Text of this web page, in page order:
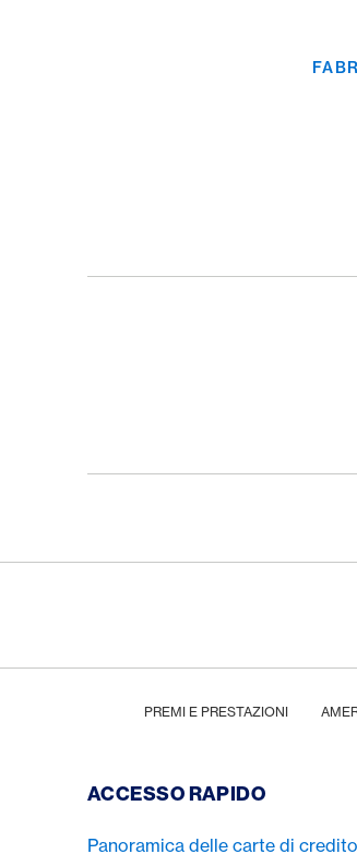
Footer
PREMI E PRESTAZIONI
Footer Navigation
ACCESSO RAPIDO
Panoramica delle carte di credito